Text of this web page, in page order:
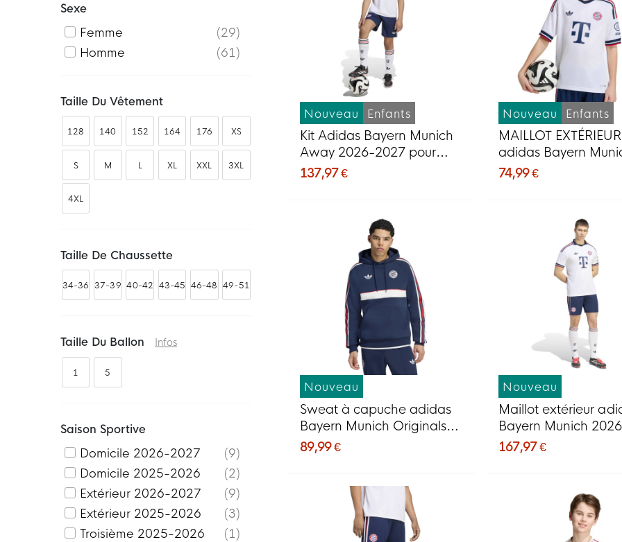
Nouveau Enfants
Kit Adidas Bayern Munich
Away 2026-2027 pour
Enfants
137,97 €
Nouveau Enfants
MAILLOT EXTÉRIEUR
adidas Bayern
2026-2027 Enfants
74,99 €
Nouveau
Sweat à capuche adidas
Bayern Munich Originals
bleu foncé blanc rouge
89,99 €
Nouveau
Maillot extérieur
Bayern Munich
167,97 €
Sexe
Femme
29
Homme
61
Taille Du Vêtement
128 140 152 164 176 XS
S M L XL XXL 3XL
4XL
Taille De Chaussette
34-36 37-39 40-42 43-45 46-48 49-51
Taille Du Ballon Infos
1 5
Saison Sportive
Domicile 2026-2027
9
Domicile 2025-2026
2
Extérieur 2026-2027
9
Extérieur 2025-2026
3
Troisième 2025-2026
1